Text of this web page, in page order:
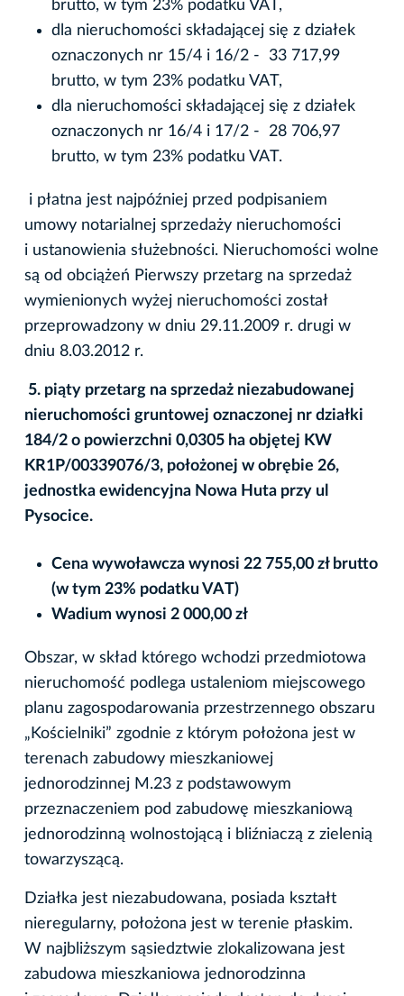
brutto, w tym 23% podatku VAT,
dla nieruchomości składającej się z działek
oznaczonych nr 15/4 i 16/2 - 33 717,99
brutto, w tym 23% podatku VAT,
dla nieruchomości składającej się z działek
oznaczonych nr 16/4 i 17/2 - 28 706,97
brutto, w tym 23% podatku VAT.
i płatna jest najpóźniej przed podpisaniem
umowy notarialnej sprzedaży nieruchomości
i ustanowienia służebności. Nieruchomości wolne
są od obciążeń Pierwszy przetarg na sprzedaż
wymienionych wyżej nieruchomości został
przeprowadzony w dniu 29.11.2009 r. drugi w
dniu 8.03.2012 r.
5. piąty przetarg na sprzedaż niezabudowanej
nieruchomości gruntowej oznaczonej nr działki
184/2 o powierzchni 0,0305 ha objętej KW
KR1P/00339076/3, położonej w obrę bie 26,
jednostka ewidencyjna Nowa Huta przy ul
Pysocice.
Cena wywoławcza wynosi 22 755,00 zł brutto
(w tym 23% podatku VAT)
Wadium wynosi 2 000,00 zł
Obszar, w skład którego wchodzi przedmiotowa
nieruchomość podlega ustaleniom miejscowego
planu zagospodarowania przestrzennego obszaru
„Kościelniki” zgodnie z którym położona jest w
terenach zabudowy mieszkaniowej
jednorodzinnej M.23 z podstawowym
przeznaczeniem pod zabudowę mieszkaniową
jednorodzinną wolnostojącą i bliźniaczą z zielenią
towarzyszącą.
Działka jest niezabudowana, posiada kształt
nieregularny, położona jest w terenie płaskim.
W najbliższym sąsiedztwie zlokalizowana jest
zabudowa mieszkaniowa jednorodzinna